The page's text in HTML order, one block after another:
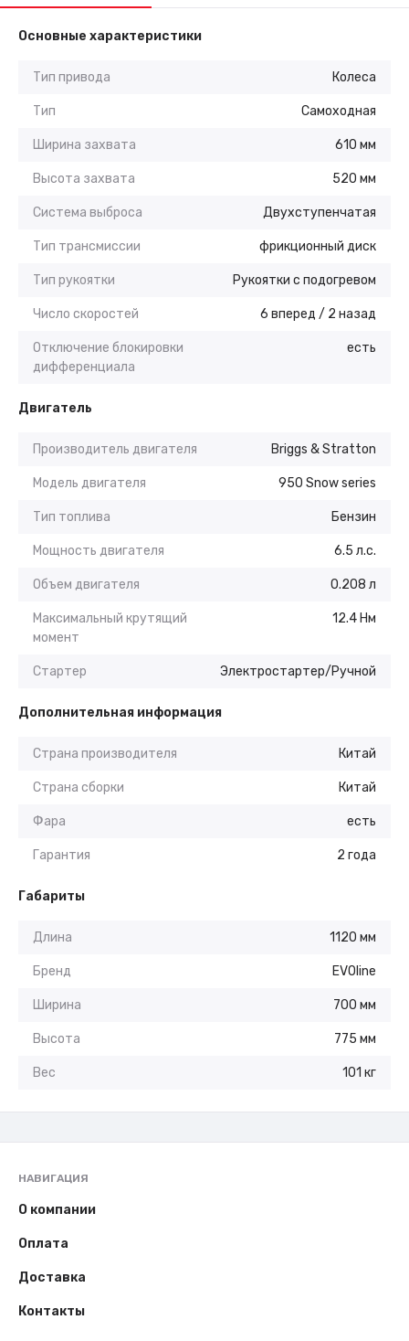
Основные характеристики
Тип привода Колеса
Тип Самоходная
Ширина захвата 610 мм
Высота захвата 520 мм
Система выброса Двухступенчатая
Тип трансмиссии фрикционный диск
Тип рукоятки Рукоятки с подогревом
Число скоростей 6 вперед / 2 назад
Отключение блокировки
дифференциала
есть
Двигатель
Производитель двигателя Briggs & Stratton
Модель двигателя 950 Snow series
Тип топлива Бензин
Мощность двигателя 6.5 л.с.
Объем двигателя 0.208 л
Максимальный крутящий
момент
12.4 Нм
Стартер Электростартер/Ручной
Дополнительная информация
Страна производителя Китай
Страна сборки Китай
Фара есть
Гарантия 2 года
Габариты
Длина 1120 мм
Бренд EVOline
Ширина 700 мм
Высота 775 мм
Вес 101 кг
НАВИГАЦИЯ
О компании
Оплата
Доставка
Контакты